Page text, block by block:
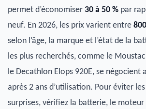
permet d’économiser 30 à 50 % par
neuf. En 2026, les prix varient entre
selon l’âge, la marque et l’état de la
les plus recherchés, comme le
le Decathlon Elops 920E, se négocient
après 2 ans d’utilisation. Pour éviter
surprises, vérifiez la batterie, le moteur